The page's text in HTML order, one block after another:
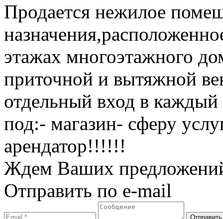
Продается нежилое
этажах многоэтажного
приточной и вытяжной
отдельный вход в
под:- магазин- сферу
арендатор!!!!!!
Ждем Ваших
Отправить по e-mail